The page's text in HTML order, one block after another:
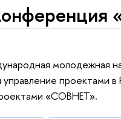
молодежная
проектами в
«СОВНЕТ».